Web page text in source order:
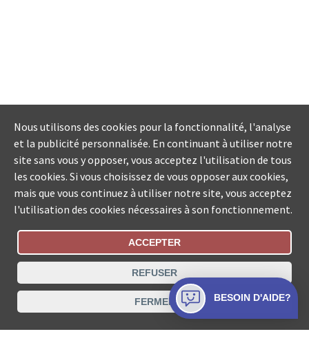
Statut De La Commande
Recherche des offices de Suisse
Protection des données Mentions légales
Conditions d’utilisation Contact
Nous utilisons des cookies pour la fonctionnalité, l'analyse
et la publicité personnalisée. En continuant à utiliser notre
site sans vous y opposer, vous acceptez l'utilisation de tous
les cookies. Si vous choisissez de vous opposer aux cookies,
mais que vous continuez à utiliser notre site, vous acceptez
l'utilisation des cookies nécessaires à son fonctionnement.
ACCEPTER
REFUSER
FERMER BESOIN D'AIDE?